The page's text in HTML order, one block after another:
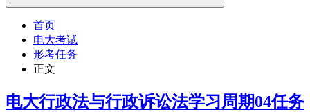
首页
电大考试
形考任务
正文
电大行政法与行政诉讼法学习周期04任务